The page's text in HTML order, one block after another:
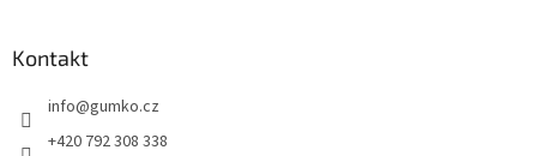
Kontakt
info@gumko.cz
+420 792 308 338